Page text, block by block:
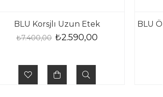
BLU Korsjlı Uzun Etek
₺2.590,00
₺7.400,00